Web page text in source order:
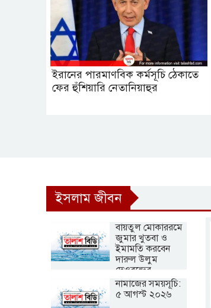
ইরানের পারমাণবিক কর্মসূচি ঠেকাতে
ফের হুঁশিয়ারি নেতানিয়াহুর
ইসলাম জীবন
বায়তুল মোকাররমে
জুমার খুতবা ও
ইমামতি করবেন
দারুল উলুম
দেওবন্দের
মুহতামিম
নামাজের সময়সূচি:
৫ আগস্ট ২০২৬